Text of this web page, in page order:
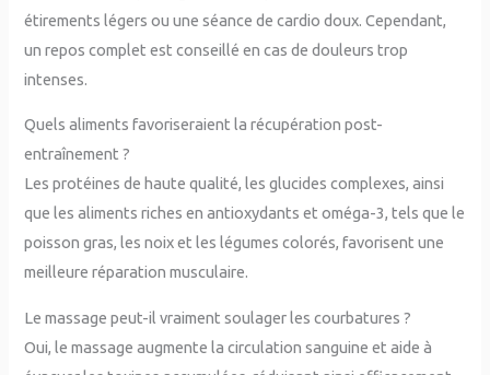
étirements légers ou une séance de cardio doux. Cependant,
un repos complet est conseillé en cas de douleurs trop
intenses.
Quels aliments favoriseraient la récupération post-
entraînement ?
Les protéines de haute qualité, les glucides complexes, ainsi
que les aliments riches en antioxydants et oméga-3, tels que le
poisson gras, les noix et les légumes colorés, favorisent une
meilleure réparation musculaire.
Le massage peut-il vraiment soulager les courbatures ?
Oui, le massage augmente la circulation sanguine et aide à